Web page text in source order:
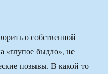
о собственной
«глупое быдло», не
позывы. В какой-то